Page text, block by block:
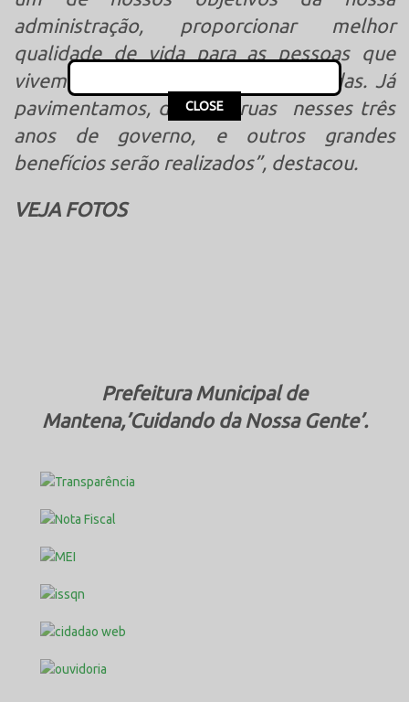
administração, proporcionar melhor
qualidade de vida para as pessoas que
vivem nessas áreas não pavimentadas. Já
pavimentamos, diversas ruas nesses três
anos de governo, e outros grandes
benefícios serão realizados”, destacou.
VEJA FOTOS
Prefeitura Municipal de
Mantena,’Cuidando da Nossa Gente’.
This popup will close in:15
CLOSE